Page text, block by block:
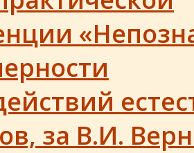
за В.И.
МАБЭТ
МАБЭТ
здоровья
в Укринформ